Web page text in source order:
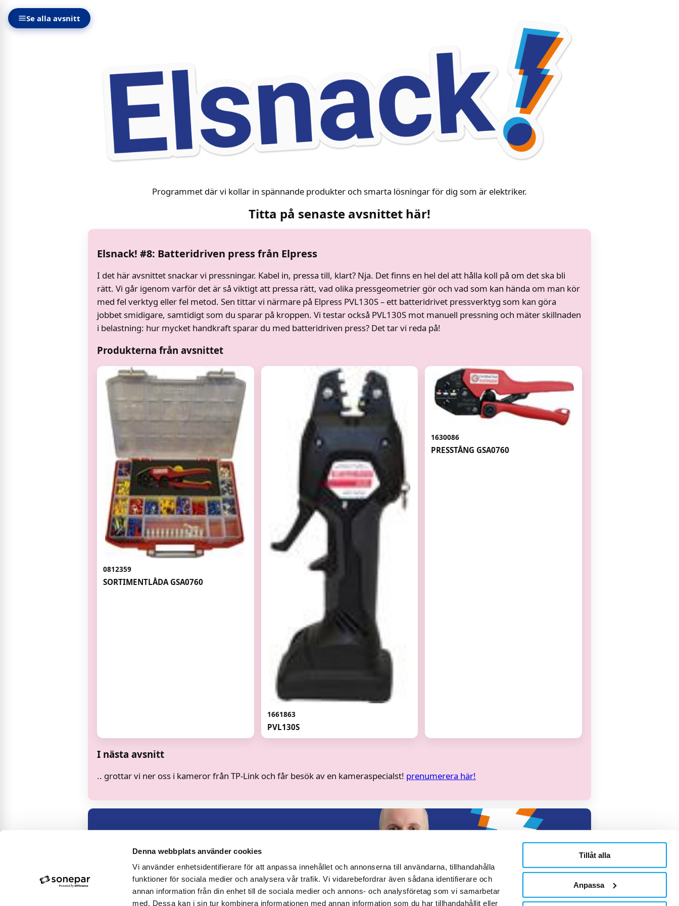
Denna webbplats använder cookies
Vi använder enhetsidentifierare för att anpassa innehållet och annonserna till användarna, tillhandahålla
funktioner för sociala medier och analysera vår trafik. Vi vidarebefordrar även sådana identifierare och
annan information från din enhet till de sociala medier och annons- och analysföretag som vi samarbetar
med. Dessa kan i sin tur kombinera informationen med annan information som du har tillhandahållit eller
Tillåt alla
Anpassa
Se alla avsnitt
Programmet där vi kollar in spännande produkter och smarta lösningar för dig som är elektriker.
Titta på senaste avsnittet här!
Elsnack! #8: Batteridriven press från Elpress
I det här avsnittet snackar vi pressningar. Kabel in, pressa till, klart? Nja. Det finns en hel del att hålla koll på om det ska bli
rätt. Vi går igenom varför det är så viktigt att pressa rätt, vad olika pressgeometrier gör och vad som kan hända om man kör
med fel verktyg eller fel metod. Sen tittar vi närmare på Elpress PVL130S – ett batteridrivet pressverktyg som kan göra
jobbet smidigare, samtidigt som du sparar på kroppen. Vi testar också PVL130S mot manuell pressning och mäter skillnaden
i belastning: hur mycket handkraft sparar du med batteridriven press? Det tar vi reda på!
Produkterna från avsnittet
0812359
SORTIMENTLÅDA GSA0760
1661863
PVL130S
1630086
PRESSTÅNG GSA0760
I nästa avsnitt
.. grottar vi ner oss i kameror från TP-Link och får besök av en kameraspecialst! prenumerera här!